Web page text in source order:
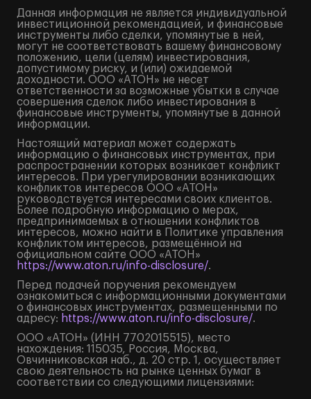
Данная информация не является индивидуальной
инвестиционной рекомендацией, и финансовые
инструменты либо сделки, упомянутые в ней,
могут не соответствовать вашему финансовому
положению, цели (целям) инвестирования,
допустимому риску, и (или) ожидаемой
доходности. ООО «АТОН» не несет
ответственности за возможные убытки в случае
совершения сделок либо инвестирования в
финансовые инструменты, упомянутые в данной
информации.
Настоящий материал может содержать
информацию о финансовых инструментах, при
распространении которых возникает конфликт
интересов. При урегулировании возникающих
конфликтов интересов ООО «АТОН»
руководствуется интересами своих клиентов.
Более подробную информацию о мерах,
предпринимаемых в отношении конфликтов
интересов, можно найти в Политике управления
конфликтом интересов, размещённой на
официальном сайте ООО «АТОН»
https://www.aton.ru/info-disclosure/.
Перед подачей поручения рекомендуем
ознакомиться с информационными документами
о финансовых инструментах, размещенными по
адресу: https://www.aton.ru/info-disclosure/.
ООО «АТОН» (ИНН 7702015515), место
нахождения: 115035, Россия, Москва,
Овчинниковская наб., д. 20 стр. 1, осуществляет
свою деятельность на рынке ценных бумаг в
соответствии со следующими лицензиями: